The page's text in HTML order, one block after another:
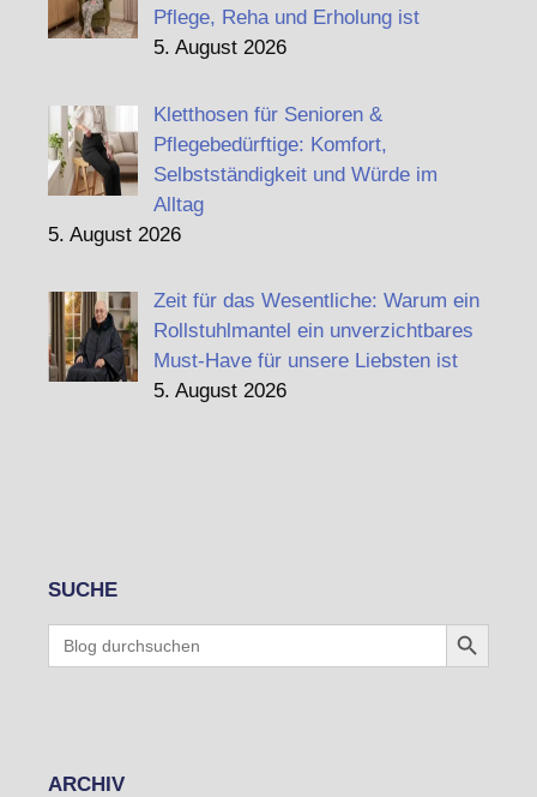
Pflege, Reha und Erholung ist
5. August 2026
Kletthosen für Senioren &
Pflegebedürftige: Komfort,
Selbstständigkeit und Würde im
Alltag
5. August 2026
Zeit für das Wesentliche: Warum ein
Rollstuhlmantel ein unverzichtbares
Must-Have für unsere Liebsten ist
5. August 2026
SUCHE
Search
for:
Search Button
ARCHIV